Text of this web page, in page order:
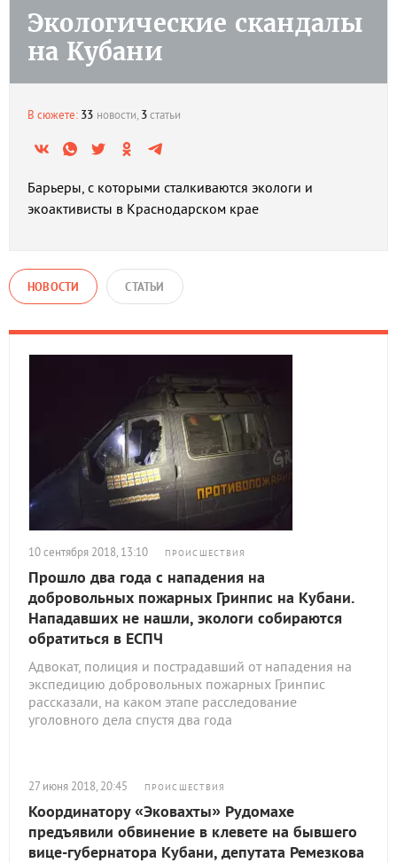
Экологические скандалы
на Кубани
В сюжете: 33 новости, 3статьи
Барьеры, с которыми сталкиваются экологи и
экоактивисты в Краснодарском крае
НОВОСТИ СТАТЬИ
10 сентября 2018, 13:10 ПРОИСШЕСТВИЯ
Прошло два года с нападения на
добровольных пожарных Гринпис на Кубани.
Нападавших не нашли, экологи собираются
обратиться в ЕСПЧ
Адвокат, полиция и пострадавший от нападения на
экспедицию добровольных пожарных Гринпис
рассказали, на каком этапе расследование
уголовного дела спустя два года
27 июня 2018, 20:45 ПРОИСШЕСТВИЯ
Координатору «Эковахты» Рудомахе
предъявили обвинение в клевете на бывшего
вице-губернатора Кубани, депутата Ремезкова